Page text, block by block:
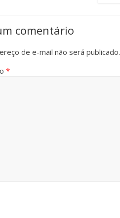
comentário
de e-mail não será publicado.
*